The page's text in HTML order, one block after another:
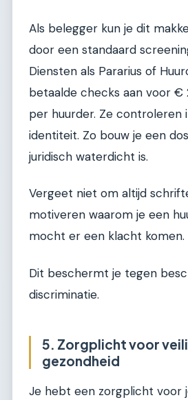
Als belegger kun je dit
door een standaard
Diensten als Pararius of
betaalde checks aan voor
per huurder. Ze controleren
identiteit. Zo bouw je een
juridisch waterdicht is.
Vergeet niet om altijd
motiveren waarom je een
mocht er een klacht komen.
Dit beschermt je tegen
discriminatie.
5. Zorgplicht voor
gezondheid
Je hebt een zorgplicht voor